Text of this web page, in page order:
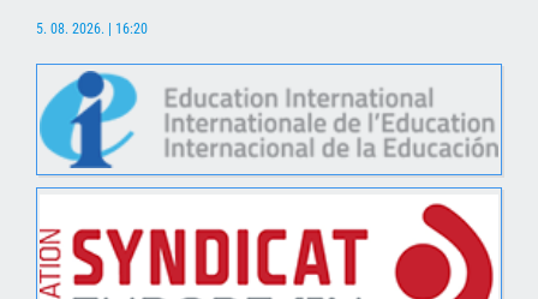
5. 08. 2026. | 16:20